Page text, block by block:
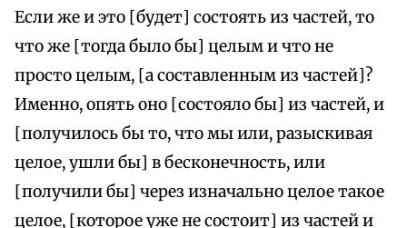
Если же и это [будет] состоять из частей, то
что же [тогда было бы] целым и что не
просто целым, [а составленным из частей]?
Именно, опять оно [состояло бы] из частей, и
[получилось бы то, что мы или, разыскивая
целое, ушли бы] в бесконечность, или
[получили бы] через изначально целое такое
целое, [которое уже не состоит] из частей и